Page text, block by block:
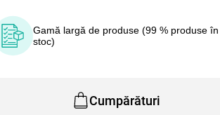
Gamă largă de produse (99 % produse în
stoc)
Cumpărături